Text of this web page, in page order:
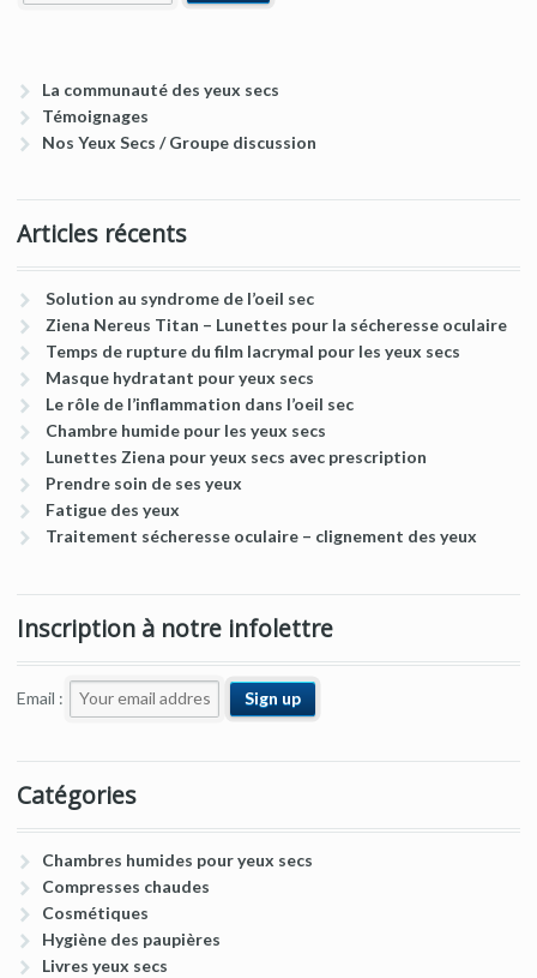
La communauté des yeux secs
Témoignages
Nos Yeux Secs / Groupe discussion
Articles récents
Solution au syndrome de l’oeil sec
Ziena Nereus Titan – Lunettes pour la sécheresse oculaire
Temps de rupture du film lacrymal pour les yeux secs
Masque hydratant pour yeux secs
Le rôle de l’inflammation dans l’oeil sec
Chambre humide pour les yeux secs
Lunettes Ziena pour yeux secs avec prescription
Prendre soin de ses yeux
Fatigue des yeux
Traitement sécheresse oculaire – clignement des yeux
Inscription à notre infolettre
Email :
Catégories
Chambres humides pour yeux secs
Compresses chaudes
Cosmétiques
Hygiène des paupières
Livres yeux secs